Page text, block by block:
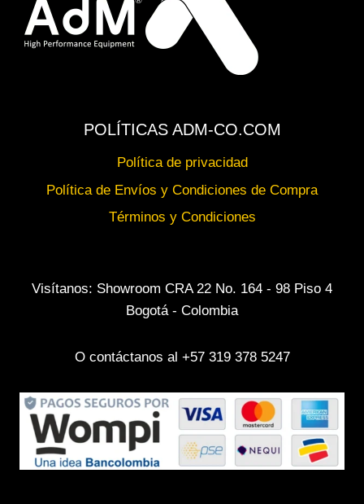
POLÍTICAS ADM-CO.COM
Política de privacidad
Política de Envíos y Condiciones de Compra
Términos y Condiciones
Visítanos: Showroom CRA 22 No. 164 - 98 Piso 4
Bogotá - Colombia
O contáctanos al +57 319 378 5247